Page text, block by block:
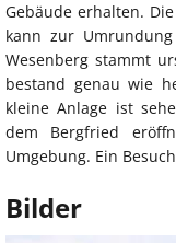
Gebäude erhalten.
kann zur
Wesenberg stammt
bestand genau wie
kleine Anlage ist
dem Bergfried
Umgebung. Ein
Bilder